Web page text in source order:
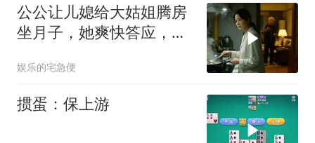
公公让儿媳给大姑姐腾房
坐月子，她爽快答应，出
娱乐的宅急便
掼蛋：保上游